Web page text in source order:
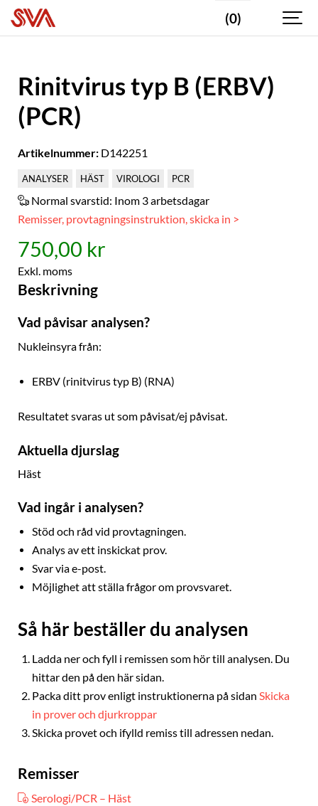
(0)
Rinitvirus typ B (ERBV)
(PCR)
Artikelnummer: D142251
ANALYSER HÄST VIROLOGI PCR
Normal svarstid: Inom 3 arbetsdagar
Remisser, provtagningsinstruktion, skicka in >
750,00 kr
Exkl. moms
Beskrivning
Vad påvisar analysen?
Nukleinsyra från:
ERBV (rinitvirus typ B) (RNA)
Resultatet svaras ut som påvisat/ej påvisat.
Aktuella djurslag
Häst
Vad ingår i analysen?
Stöd och råd vid provtagningen.
Analys av ett inskickat prov.
Svar via e-post.
Möjlighet att ställa frågor om provsvaret.
Så här beställer du analysen
Ladda ner och fyll i remissen som hör till analysen. Du
hittar den på den här sidan.
Packa ditt prov enligt instruktionerna på sidan Skicka
in prover och djurkroppar
Skicka provet och ifylld remiss till adressen nedan.
Remisser
Serologi/PCR – Häst